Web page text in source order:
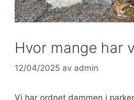
Hvor mange har
12/04/2025 av admin
Vi har ordnet dammen i